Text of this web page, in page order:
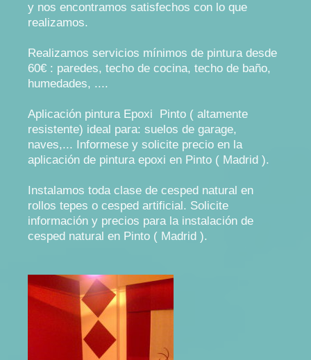
y nos encontramos satisfechos con lo que
realizamos.
Realizamos servicios mínimos de pintura desde
60€ : paredes, techo de cocina, techo de baño,
humedades, ....
Aplicación pintura Epoxi Pinto ( altamente
resistente) ideal para: suelos de garage,
naves,... Informese y solicite precio en la
aplicación de pintura epoxi en Pinto ( Madrid ).
Instalamos toda clase de cesped natural en
rollos tepes o cesped artificial. Solicite
información y precios para la instalación de
cesped natural en Pinto ( Madrid ).